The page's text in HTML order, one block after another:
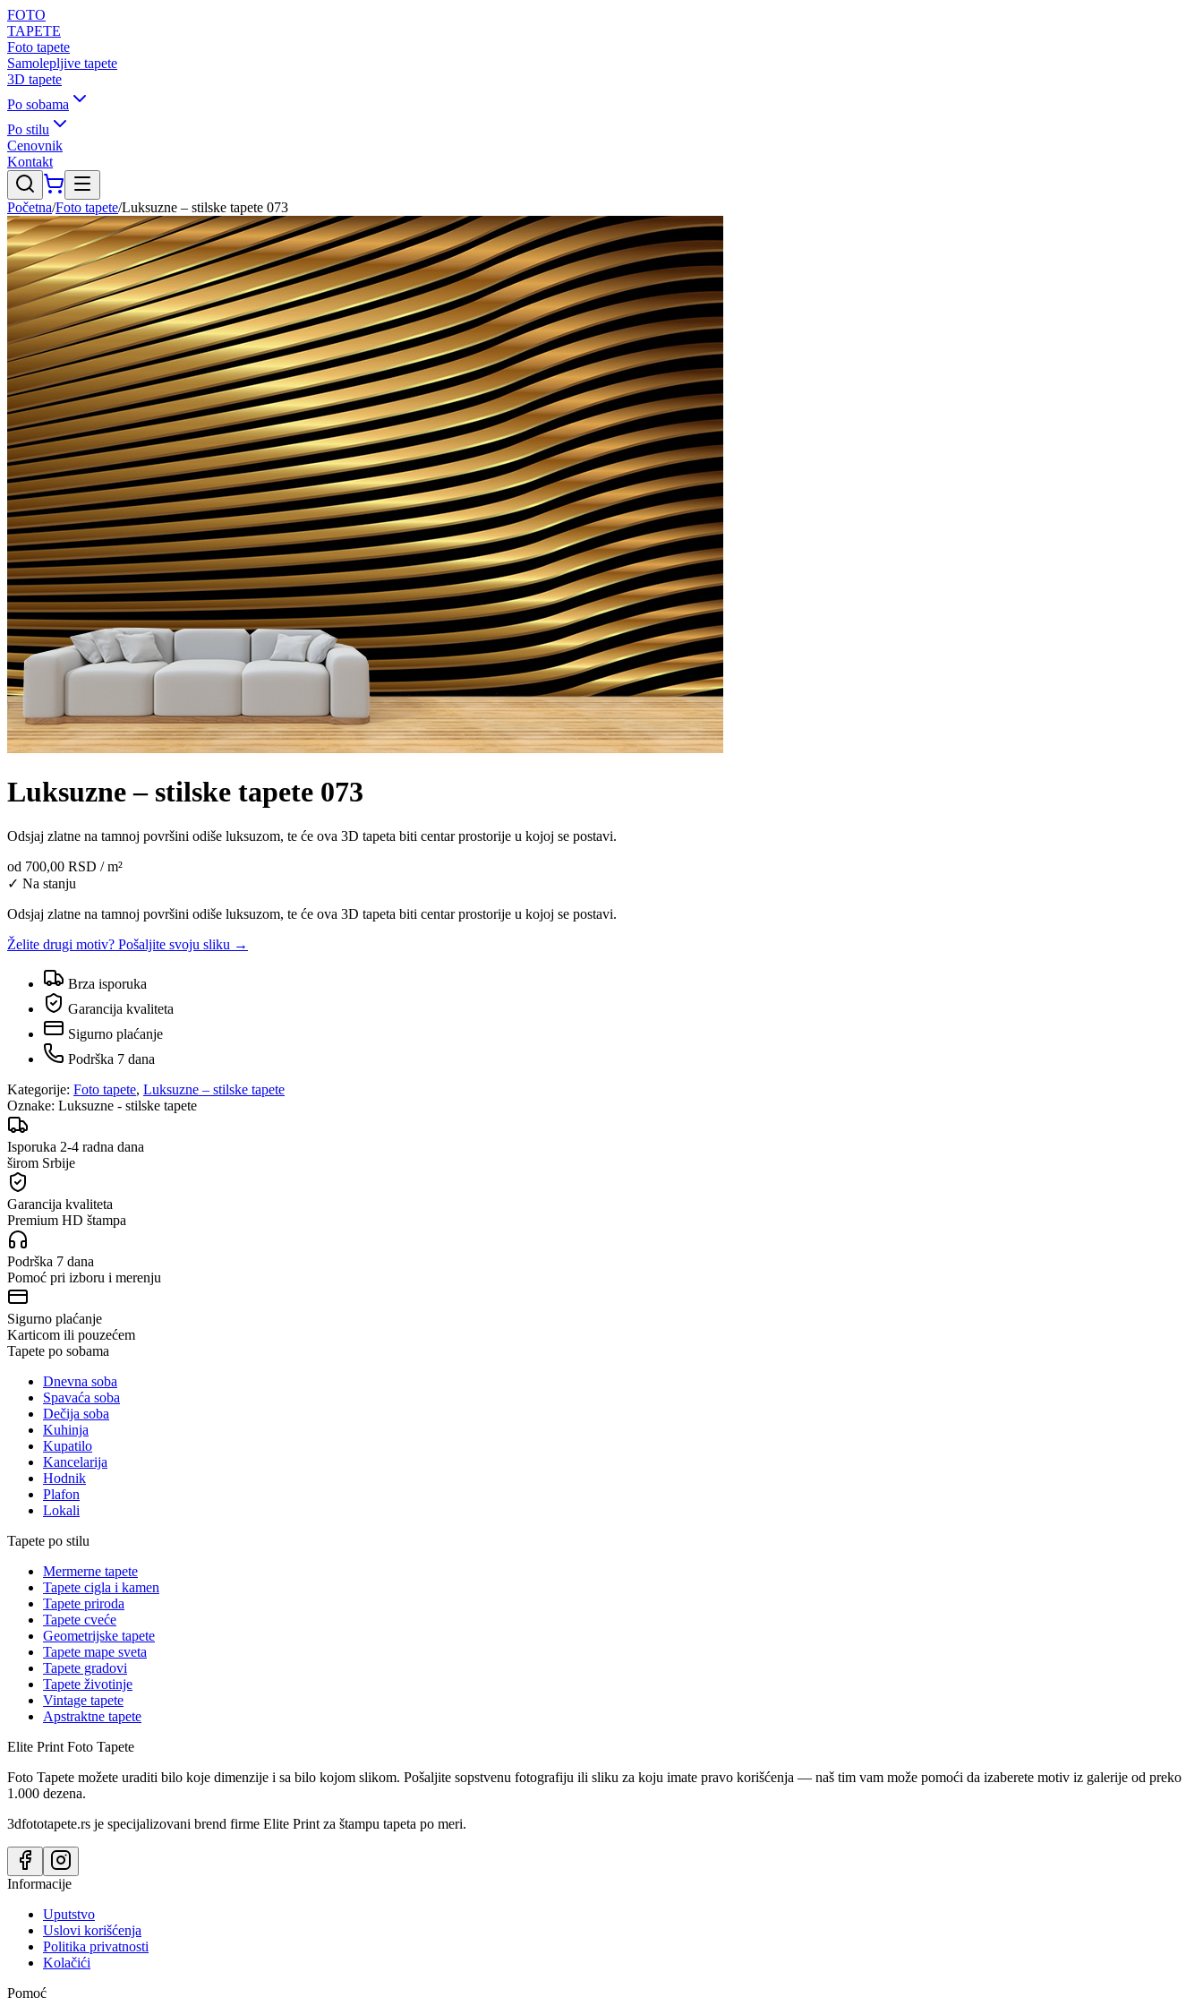
FOTO
TAPETE
Foto tapete
Samolepljive tapete
3D tapete
Po sobama
Po stilu
Cenovnik
Kontakt
Početna/Foto tapete/Luksuzne – stilske tapete 073
Luksuzne – stilske tapete 073
Odsjaj zlatne na tamnoj površini odiše luksuzom, te će ova 3D tapeta biti centar prostorije u kojoj se postavi.
od 700,00 RSD / m²
✓ Na stanju
Odsjaj zlatne na tamnoj površini odiše luksuzom, te će ova 3D tapeta biti centar prostorije u kojoj se postavi.
Želite drugi motiv? Pošaljite svoju sliku →
Brza isporuka
Garancija kvaliteta
Sigurno plaćanje
Podrška 7 dana
Kategorije: Foto tapete, Luksuzne – stilske tapete
Oznake: Luksuzne - stilske tapete
Isporuka 2-4 radna dana
širom Srbije
Garancija kvaliteta
Premium HD štampa
Podrška 7 dana
Pomoć pri izboru i merenju
Sigurno plaćanje
Karticom ili pouzećem
Tapete po sobama
Dnevna soba
Spavaća soba
Dečija soba
Kuhinja
Kupatilo
Kancelarija
Hodnik
Plafon
Lokali
Tapete po stilu
Mermerne tapete
Tapete cigla i kamen
Tapete priroda
Tapete cveće
Geometrijske tapete
Tapete mape sveta
Tapete gradovi
Tapete životinje
Vintage tapete
Apstraktne tapete
Elite Print Foto Tapete
Foto Tapete možete uraditi bilo koje dimenzije i sa bilo kojom slikom. Pošaljite sopstvenu fotografiju ili sliku za koju imate pravo korišćenja — naš tim vam može pomoći da izaberete motiv iz galerije od preko
1.000 dezena.
3dfototapete.rs je specijalizovani brend firme Elite Print za štampu tapeta po meri.
Informacije
Uputstvo
Uslovi korišćenja
Politika privatnosti
Kolačići
Pomoć